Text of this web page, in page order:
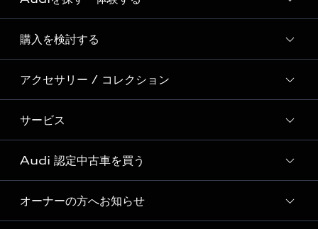
Audi ブランド
Story of Progress
Audi Sport
Formula 1®
デジタルサービス
ディーラー検索
新車在庫検索
試乗車・展示車検索
見積り依頼
試乗予約
購入を検討する
モデル一覧
特別仕様モデル / 限定モデル
e-tronラインアップ
価格シミュレーション
車両比較
アクセサリー / コレクション
純正アクセサリー
オンラインショップ
Audi collection
アウディナビアプリ
サービス
サービス入庫予約
サービスプログラム
メンテナンス
Audi 認定中古車を買う
Audi認定中古車
オーナーの方へお知らせ